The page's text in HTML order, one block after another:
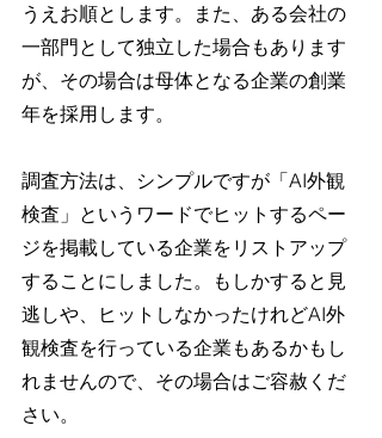
うえお順とします。また、ある会社の
一部門として独立した場合もあります
が、その場合は母体となる企業の創業
年を採用します。
調査方法は、シンプルですが「AI外観
検査」というワードでヒットするペー
ジを掲載している企業をリストアップ
することにしました。もしかすると見
逃しや、ヒットしなかったけれどAI外
観検査を行っている企業もあるかもし
れませんので、その場合はご容赦くだ
さい。